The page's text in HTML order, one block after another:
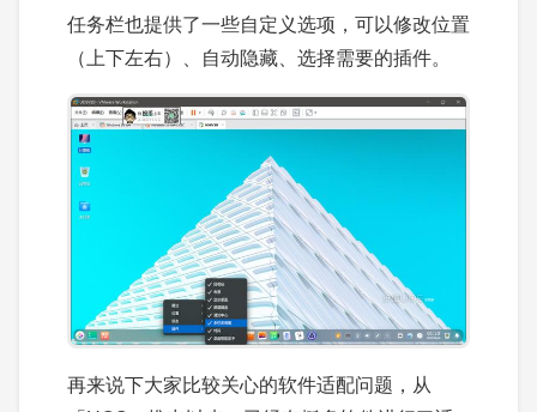
任务栏也提供了一些自定义选项，可以修改位置
（上下左右）、自动隐藏、选择需要的插件。
再来说下大家比较关心的软件适配问题，从